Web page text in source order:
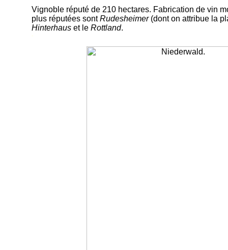
Vignoble réputé de 210 hectares. Fabrication de vin
plus réputées sontRudesheimer(dont on attribue la
Hinterhaus et le Rottland.
-